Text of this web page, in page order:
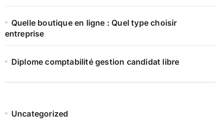
Quelle boutique en ligne : Quel type choisir
entreprise
Diplome comptabilité gestion candidat libre
Uncategorized